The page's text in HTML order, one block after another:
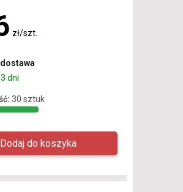
zł/szt.
dni
30 sztuk